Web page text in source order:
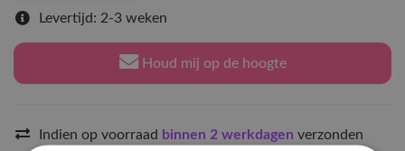
Levertijd: 2-3 weken
Houd mij op de hoogte
Indien op voorraad binnen 2 werkdagen verzonden